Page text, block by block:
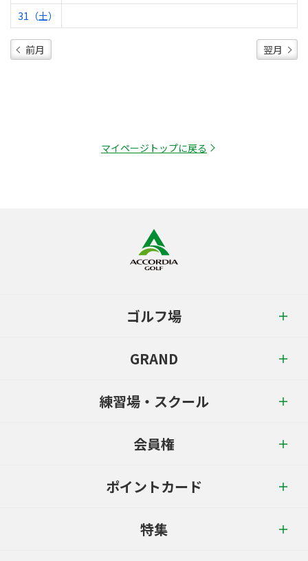
31（土）
前月 翌月
マイページトップに戻る
ゴルフ場
GRAND
練習場・スクール
会員権
ポイントカード
特集